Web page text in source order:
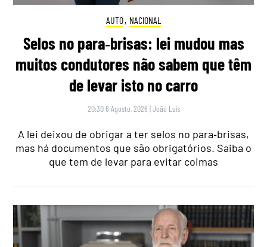
AUTO, NACIONAL
Selos no para‑brisas: lei mudou mas
muitos condutores não sabem que têm
de levar isto no carro
20:30 6 Agosto, 2026 |João Luís
A lei deixou de obrigar a ter selos no para‑brisas,
mas há documentos que são obrigatórios. Saiba o
que tem de levar para evitar coimas